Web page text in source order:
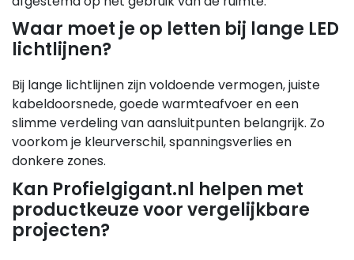
Waar moet je op letten bij lange LED
lichtlijnen?
Bij lange lichtlijnen zijn voldoende vermogen, juiste
kabeldoorsnede, goede warmteafvoer en een
slimme verdeling van aansluitpunten belangrijk. Zo
voorkom je kleurverschil, spanningsverlies en
donkere zones.
Kan Profielgigant.nl helpen met
productkeuze voor vergelijkbare
projecten?